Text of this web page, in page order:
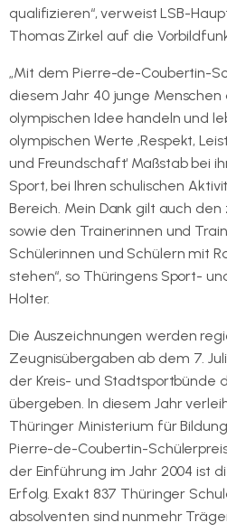
qualifizieren“, verweist LSB-
Thomas Zirkel auf die
„Mit dem Pierre-de-Coubertin-
diesem Jahr 40 junge Menschen
olympischen Idee handeln und
olympischen Werte ‚Respekt,
und Freundschaft‘ Maßstab bei
Sport, bei Ihren schulischen
Bereich. Mein Dank gilt auch
sowie den Trainerinnen und
Schülerinnen und Schülern mit
stehen“, so Thüringens Sport-
Holter.
Die Auszeichnungen werden
Zeugnisübergaben ab dem 7.
der Kreis- und Stadtsportbünde
übergeben. In diesem Jahr
Thüringer Ministerium für
Pierre-de-Coubertin-
der Einführung im Jahr 2004 ist
Erfolg. Exakt 837 Thüringer
absolventen sind nunmehr